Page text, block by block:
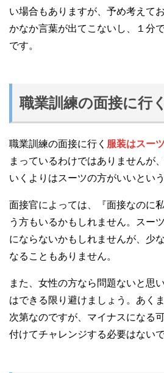
い場合もありますが、予め考えて
かなか言葉が出てこないし、１分
です。
職業訓練の面接に行
職業訓練の面接に行く 服装はスーツ
まっているわけではありませんが
いくよりはスーツの方がいいとい
面接官によっては、『面接なのに
う方もいるかもしれません。スー
にならないかもしれませんが、少
なることもありません。
また、女性の方なら問題ないと思
はできる限り避けましょう。あく
次第なのですが、マイナスになる
付けてチャレンジする必要はないで